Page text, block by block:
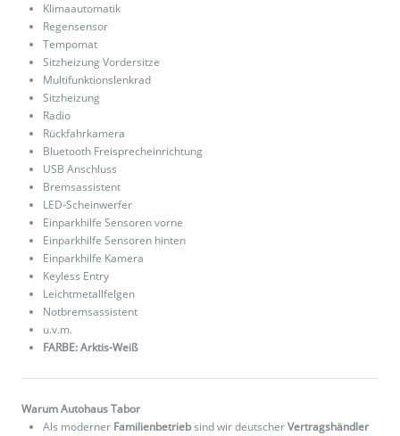
Klimaautomatik
Regensensor
Tempomat
Sitzheizung Vordersitze
Multifunktionslenkrad
Sitzheizung
Radio
Rückfahrkamera
Bluetooth Freisprecheinrichtung
USB Anschluss
Bremsassistent
LED-Scheinwerfer
Einparkhilfe Sensoren vorne
Einparkhilfe Sensoren hinten
Einparkhilfe Kamera
Keyless Entry
Leichtmetallfelgen
Notbremsassistent
u.v.m.
FARBE: Arktis-Weiß
Warum Autohaus Tabor
Als moderner Familienbetriebsind wir deutscherVertragshändler